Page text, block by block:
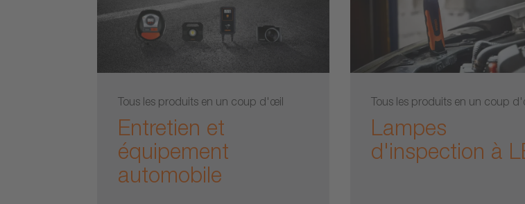
Tous les produits en un coup d'œil
Entretien et
équipement
automobile
Tous les produits en un coup
Lampes
d'inspection à